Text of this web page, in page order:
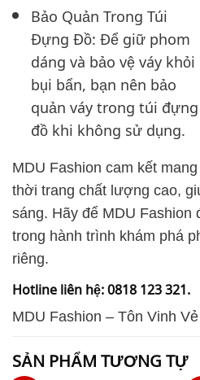
Bảo Quản Trong Túi
Đựng Đồ: Để giữ phom
dáng và bảo vệ váy khỏi
bụi bẩn, bạn nên bảo
quản váy trong túi đựng
đồ khi không sử dụng.
MDU Fashion cam kết
thời trang chất lượng cao,
sáng. Hãy để MDU Fashion
trong hành trình khám phá
riêng.
Hotline liên hệ: 0818 123 321.
MDU Fashion – Tôn Vinh
SẢN PHẨM TƯƠNG TỰ